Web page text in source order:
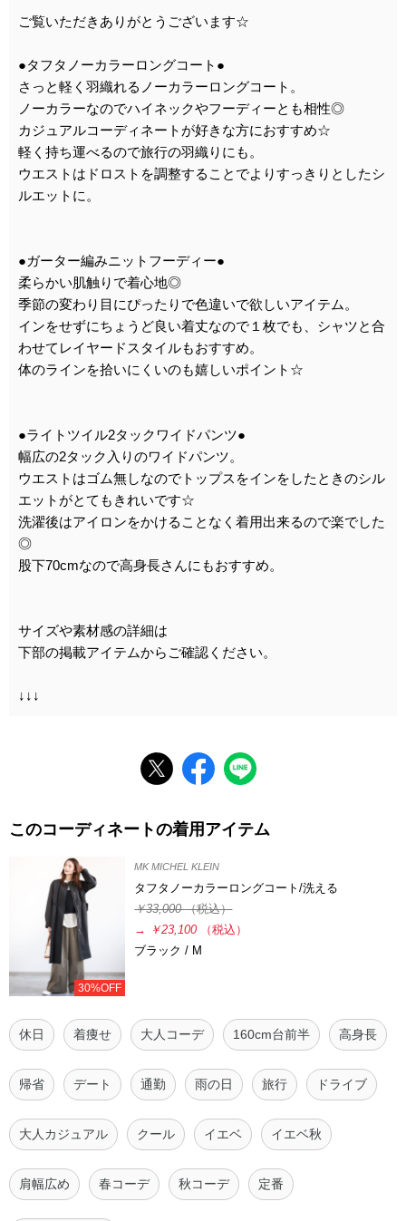
ご覧いただきありがとうございます☆
●タフタノーカラーロングコート●
さっと軽く羽織れるノーカラーロングコート。
ノーカラーなのでハイネックやフーディーとも相性◎
カジュアルコーディネートが好きな方におすすめ☆
軽く持ち運べるので旅行の羽織りにも。
ウエストはドロストを調整することでよりすっきりとしたシ
ルエットに。
●ガーター編みニットフーディー●
柔らかい肌触りで着心地◎
季節の変わり目にぴったりで色違いで欲しいアイテム。
インをせずにちょうど良い着丈なので１枚でも、シャツと合
わせてレイヤードスタイルもおすすめ。
体のラインを拾いにくいのも嬉しいポイント☆
●ライトツイル2タックワイドパンツ●
幅広の2タック入りのワイドパンツ。
ウエストはゴム無しなのでトップスをインをしたときのシル
エットがとてもきれいです☆
洗濯後はアイロンをかけることなく着用出来るので楽でした
◎
股下70cmなので高身長さんにもおすすめ。
サイズや素材感の詳細は
下部の掲載アイテムからご確認ください。
↓↓↓
このコーディネートの着用アイテム
30%OFF
MK MICHEL KLEIN
タフタノーカラーロングコート/洗える
￥33,000（税込）
→
￥23,100
（税込）
ブラック / M
休日 着痩せ 大人コーデ 160cm台前半 高身長
帰省 デート 通勤 雨の日 旅行 ドライブ
大人カジュアル クール イエベ イエベ秋
肩幅広め 春コーデ 秋コーデ 定番